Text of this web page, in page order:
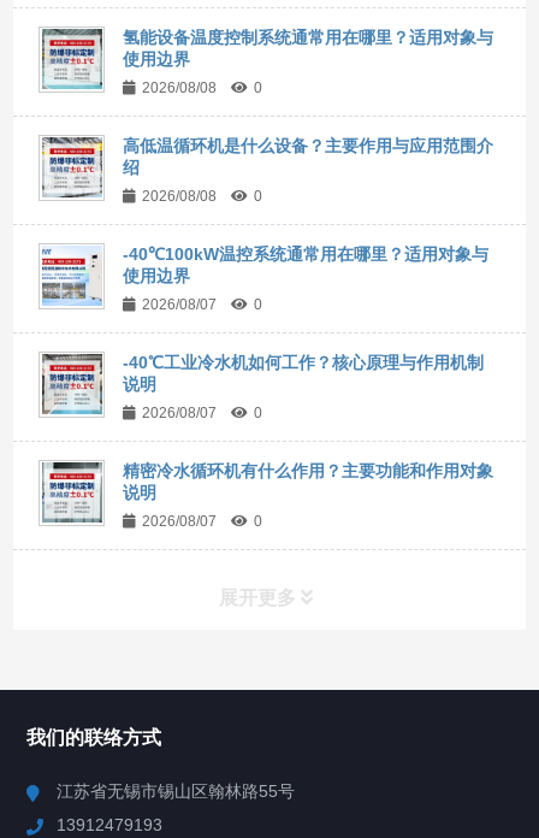
氢能设备温度控制系统通常用在哪里？适用对象与
使用边界
2026/08/08 0
高低温循环机是什么设备？主要作用与应用范围介
绍
2026/08/08 0
-40℃100kW温控系统通常用在哪里？适用对象与
使用边界
2026/08/07 0
-40℃工业冷水机如何工作？核心原理与作用机制
说明
2026/08/07 0
精密冷水循环机有什么作用？主要功能和作用对象
说明
2026/08/07 0
展开更多
Chiller高精度制冷循环器
我们的联络方式
江苏省无锡市锡山区翰林路55号
13912479193